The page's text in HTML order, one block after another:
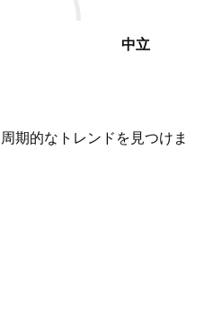
中立
期的なトレンドを見つけま